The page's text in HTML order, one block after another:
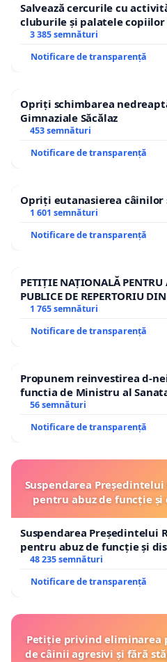
Salvează cercurile cu
cluburile și palatele copiilor
3 385 semnături
Notificare de transparență
Opriți schimbarea
Gimnaziale Săcălaz
453 semnături
Notificare de transparență
Opriți eutanasierea câinilor
1 601 semnături
Notificare de transparență
PETIȚIE NAȚIONALĂ PENTRU
PUBLICE DE REPERTORIU
1 765 semnături
Notificare de transparență
Propunem reinvestirea d-
functia de Ministru al
56 semnături
Notificare de transparență
Suspendarea
pentru abuz de funcție
Suspendarea Președintelui
pentru abuz de funcție și
48 235 semnături
Notificare de transparență
Petiție privind eliminarea
de câinii agresivi și fără